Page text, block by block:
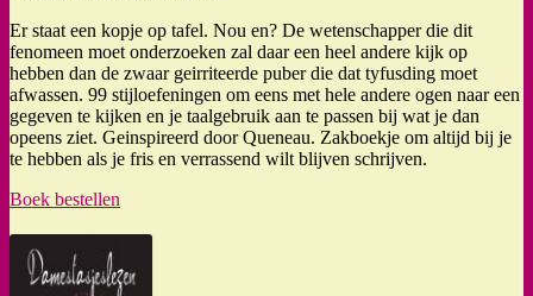
Er staat een kopje op tafel. Nou en? De wetenschapper die dit
fenomeen moet onderzoeken zal daar een heel andere kijk op
hebben dan de zwaar geirriteerde puber die dat tyfusding moet
afwassen. 99 stijloefeningen om eens met hele andere ogen naar een
gegeven te kijken en je taalgebruik aan te passen bij wat je dan
opeens ziet. Geinspireerd door Queneau. Zakboekje om altijd bij je
te hebben als je fris en verrassend wilt blijven schrijven.
Boek bestellen